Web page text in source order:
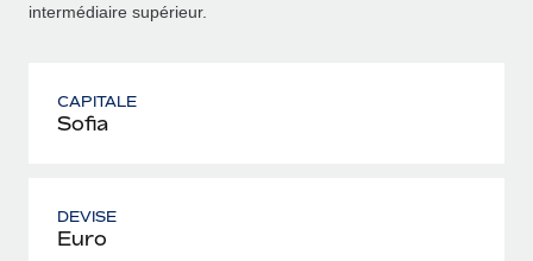
intermédiaire supérieur.
CAPITALE
Sofia
DEVISE
Euro